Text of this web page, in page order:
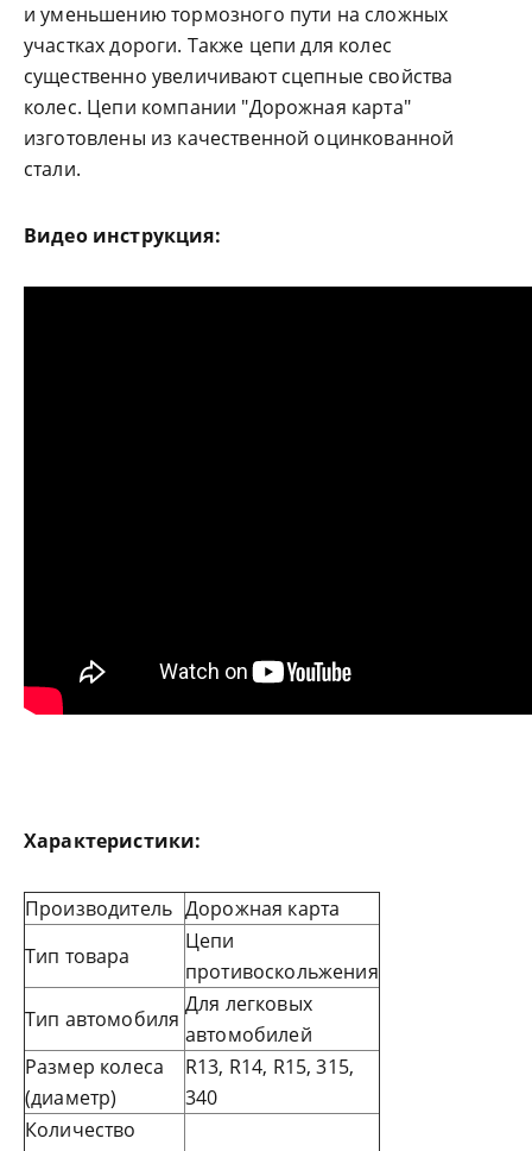
и уменьшению тормозного пути на сложных
участках дороги. Также цепи для колес
существенно увеличивают сцепные свойства
колес. Цепи компании "Дорожная карта"
изготовлены из качественной оцинкованной
стали.
Видео инструкция:
Характеристики:
Производитель Дорожная карта
Тип товара
Цепи
противоскольжения
Тип автомобиля
Для легковых
автомобилей
Размер колеса
(диаметр)
R13, R14, R15, 315,
340
Количество